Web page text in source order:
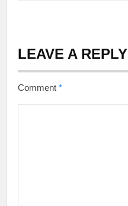
LEAVE A REPLY
Comment *